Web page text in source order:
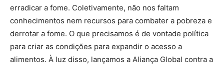
erradicar a fome. Coletivamente, não nos faltam
conhecimentos nem recursos para combater a pobreza e
derrotar a fome. O que precisamos é de vontade política
para criar as condições para expandir o acesso a
alimentos. À luz disso, lançamos a Aliança Global contra a